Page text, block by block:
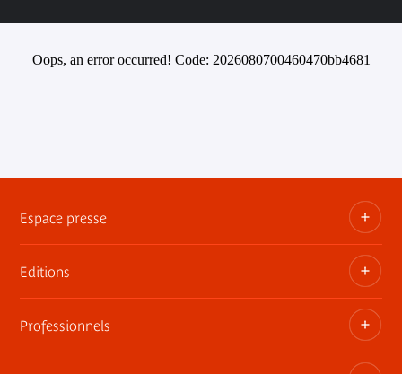
Oops, an error occurred! Code: 2026080700460470bb4681
Espace presse
Dossiers, communiqués, bandes annonces
Contact presse
Editions
Les publications du musée
Professionnels